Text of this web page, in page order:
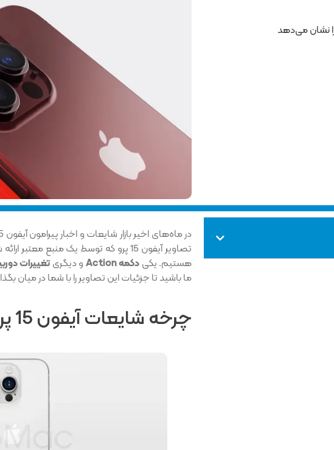
تصاویر آیفون 15 پرو که توسط یک منبع
هستیم. یکی دکمه Action و دیگری تغییرات
ما باشید تا جزئیات این تصاویر را با شما در میان
چرخه شایعات آیفون 15 پرو